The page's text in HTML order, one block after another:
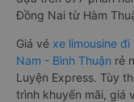
Đồng Nai từ Hàm
Giá vé xe limousine
Nam - Bình Thuận rẻ
Luyện Express. Tùy
trình khuyến mãi, giá